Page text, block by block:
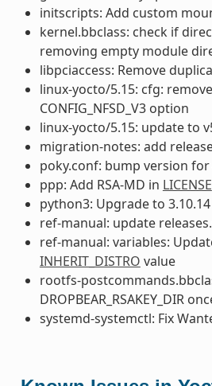
initscripts: Add custom
kernel.bbclass: check if
removing empty module
libpciaccess: Remove
linux-yocto/5.15: cfg:
CONFIG_NFSD_V3 option
linux-yocto/5.15: update to
migration-notes: add
poky.conf: bump version for
ppp: Add RSA-MD in LICENSE
python3: Upgrade to 3.10.14
ref-manual: update
ref-manual: variables:
INHERIT_DISTRO value
rootfs-
DROPBEAR_RSAKEY_DIR
systemd-systemctl: Fix